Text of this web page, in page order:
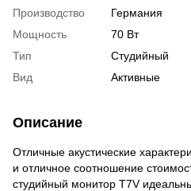
Производство
Германия
Мощность
70 Вт
Тип
Студийный
Вид
Активные
Описание
Отличные акустические
и отличное соотношение
студийный монитор T7V